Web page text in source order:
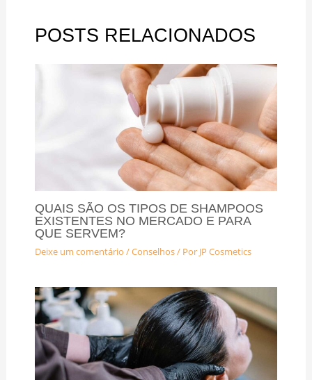
POSTS RELACIONADOS
QUAIS SÃO OS TIPOS DE SHAMPOOS
EXISTENTES NO MERCADO E PARA
QUE SERVEM?
Deixe um comentário /Conselhos/ Por JP Cosmetics